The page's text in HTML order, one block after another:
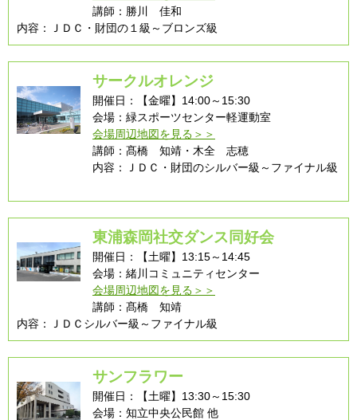
講師：勝川 佳和
内容：ＪＤＣ・財団の１級～ブロンズ級
サークルオレンジ
開催日：【金曜】14:00～15:30
会場：緑スポーツセンター軽運動室
会場周辺地図を見る＞＞
講師：髙橋 知靖・木全 志穂
内容：ＪＤＣ・財団のシルバー級～ファイナル級
東浦森岡社交ダンス同好会
開催日：【土曜】13:15～14:45
会場：緒川コミュニティセンター
会場周辺地図を見る＞＞
講師：髙橋 知靖
内容：ＪＤＣシルバー級～ファイナル級
サンフラワー
開催日：【土曜】13:30～15:30
会場：知立中央公民館 他